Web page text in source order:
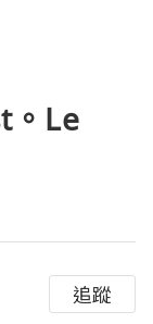
Le
追蹤